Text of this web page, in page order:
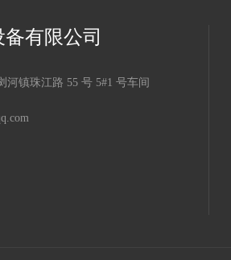
有限公司
河镇珠江路 55 号 5#1 号车间